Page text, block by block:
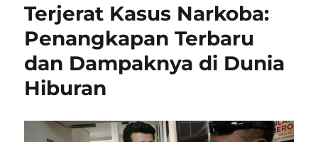
Terjerat Kasus Narkoba:
Penangkapan Terbaru
dan Dampaknya di Dunia
Hiburan